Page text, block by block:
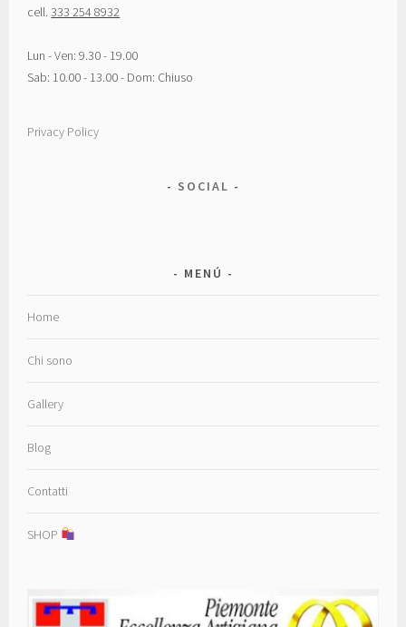
cell.333 254 8932
Lun - Ven: 9.30 - 19.00
Sab: 10.00 - 13.00 - Dom: Chiuso
Privacy Policy
SOCIAL
MENÚ
Home
Chi sono
Gallery
Blog
Contatti
SHOP